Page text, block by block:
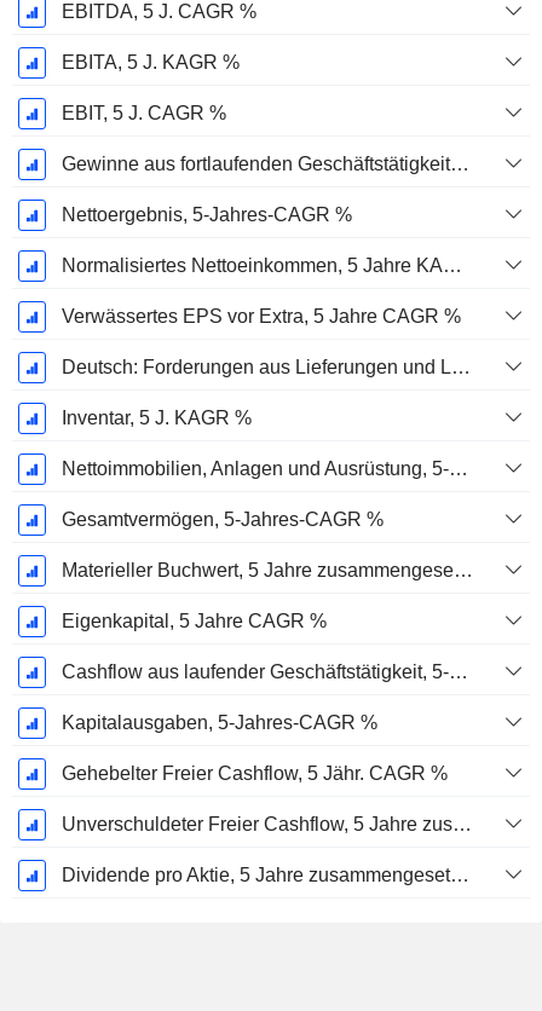
EBITDA, 5 J. CAGR %
EBITA, 5 J. KAGR %
EBIT, 5 J. CAGR %
Gewinne aus fortlaufenden Geschäftstätigkeiten, 5-Jahres-CAGR %
Nettoergebnis, 5-Jahres-CAGR %
Normalisiertes Nettoeinkommen, 5 Jahre KAGR %
Verwässertes EPS vor Extra, 5 Jahre CAGR %
Deutsch: Forderungen aus Lieferungen und Leistungen, 5-Jahres-CAGR %
Inventar, 5 J. KAGR %
Nettoimmobilien, Anlagen und Ausrüstung, 5-Jahres-CAGR %
Gesamtvermögen, 5-Jahres-CAGR %
Materieller Buchwert, 5 Jahre zusammengesetzte jährliche Wachstumsrate %
Eigenkapital, 5 Jahre CAGR %
Cashflow aus laufender Geschäftstätigkeit, 5-Jahres-CAGR %
Kapitalausgaben, 5-Jahres-CAGR %
Gehebelter Freier Cashflow, 5 Jähr. CAGR %
Unverschuldeter Freier Cashflow, 5 Jahre zusammengesetzte jährliche Wachstumsrate %
Dividende pro Aktie, 5 Jahre zusammengesetzte jährliche Wachstumsrate %